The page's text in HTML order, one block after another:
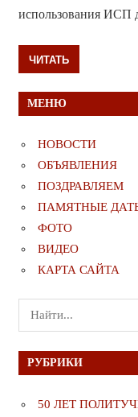
использования ИСП
ЧИТАТЬ
МЕНЮ
НОВОСТИ
ОБЪЯВЛЕНИЯ
ПОЗДРАВЛЯЕМ
ПАМЯТНЫЕ
ФОТО
ВИДЕО
КАРТА САЙТА
Поиск
для:
РУБРИКИ
50 ЛЕТ